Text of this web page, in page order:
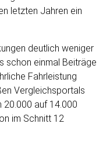
letzten Jahren ein
deutlich weniger
schon einmal Beiträge
Fahrleistung
Vergleichsportals
20.000 auf 14.000
im Schnitt 12